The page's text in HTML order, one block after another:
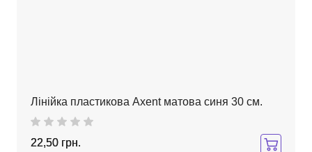
Лінійка пластикова Axent матова синя 30 см.
22,50 грн.